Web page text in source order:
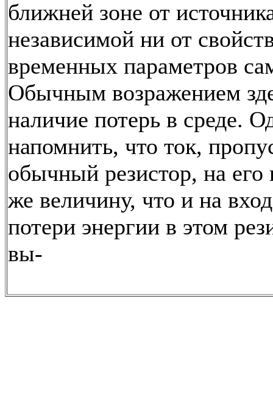
ближней зоне от
независимой ни от
временных параметров
Обычным возражением
наличие потерь в среде.
напомнить, что ток,
обычный резистор, на его
же величину, что и на
потери энергии в этом
вы-